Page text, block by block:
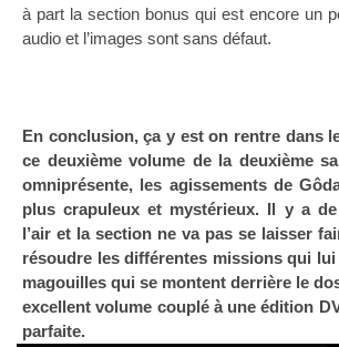
à part la section bonus qui est encore un
audio et l’images sont sans défaut.
En conclusion, ça y est on rentre dans
ce deuxième volume de la deuxième
omniprésente, les agissements de
plus crapuleux et mystérieux. Il y a de
l’air et la section ne va pas se laisser
résoudre les différentes missions qui
magouilles qui se montent derrière le
excellent volume couplé à une édition
parfaite.